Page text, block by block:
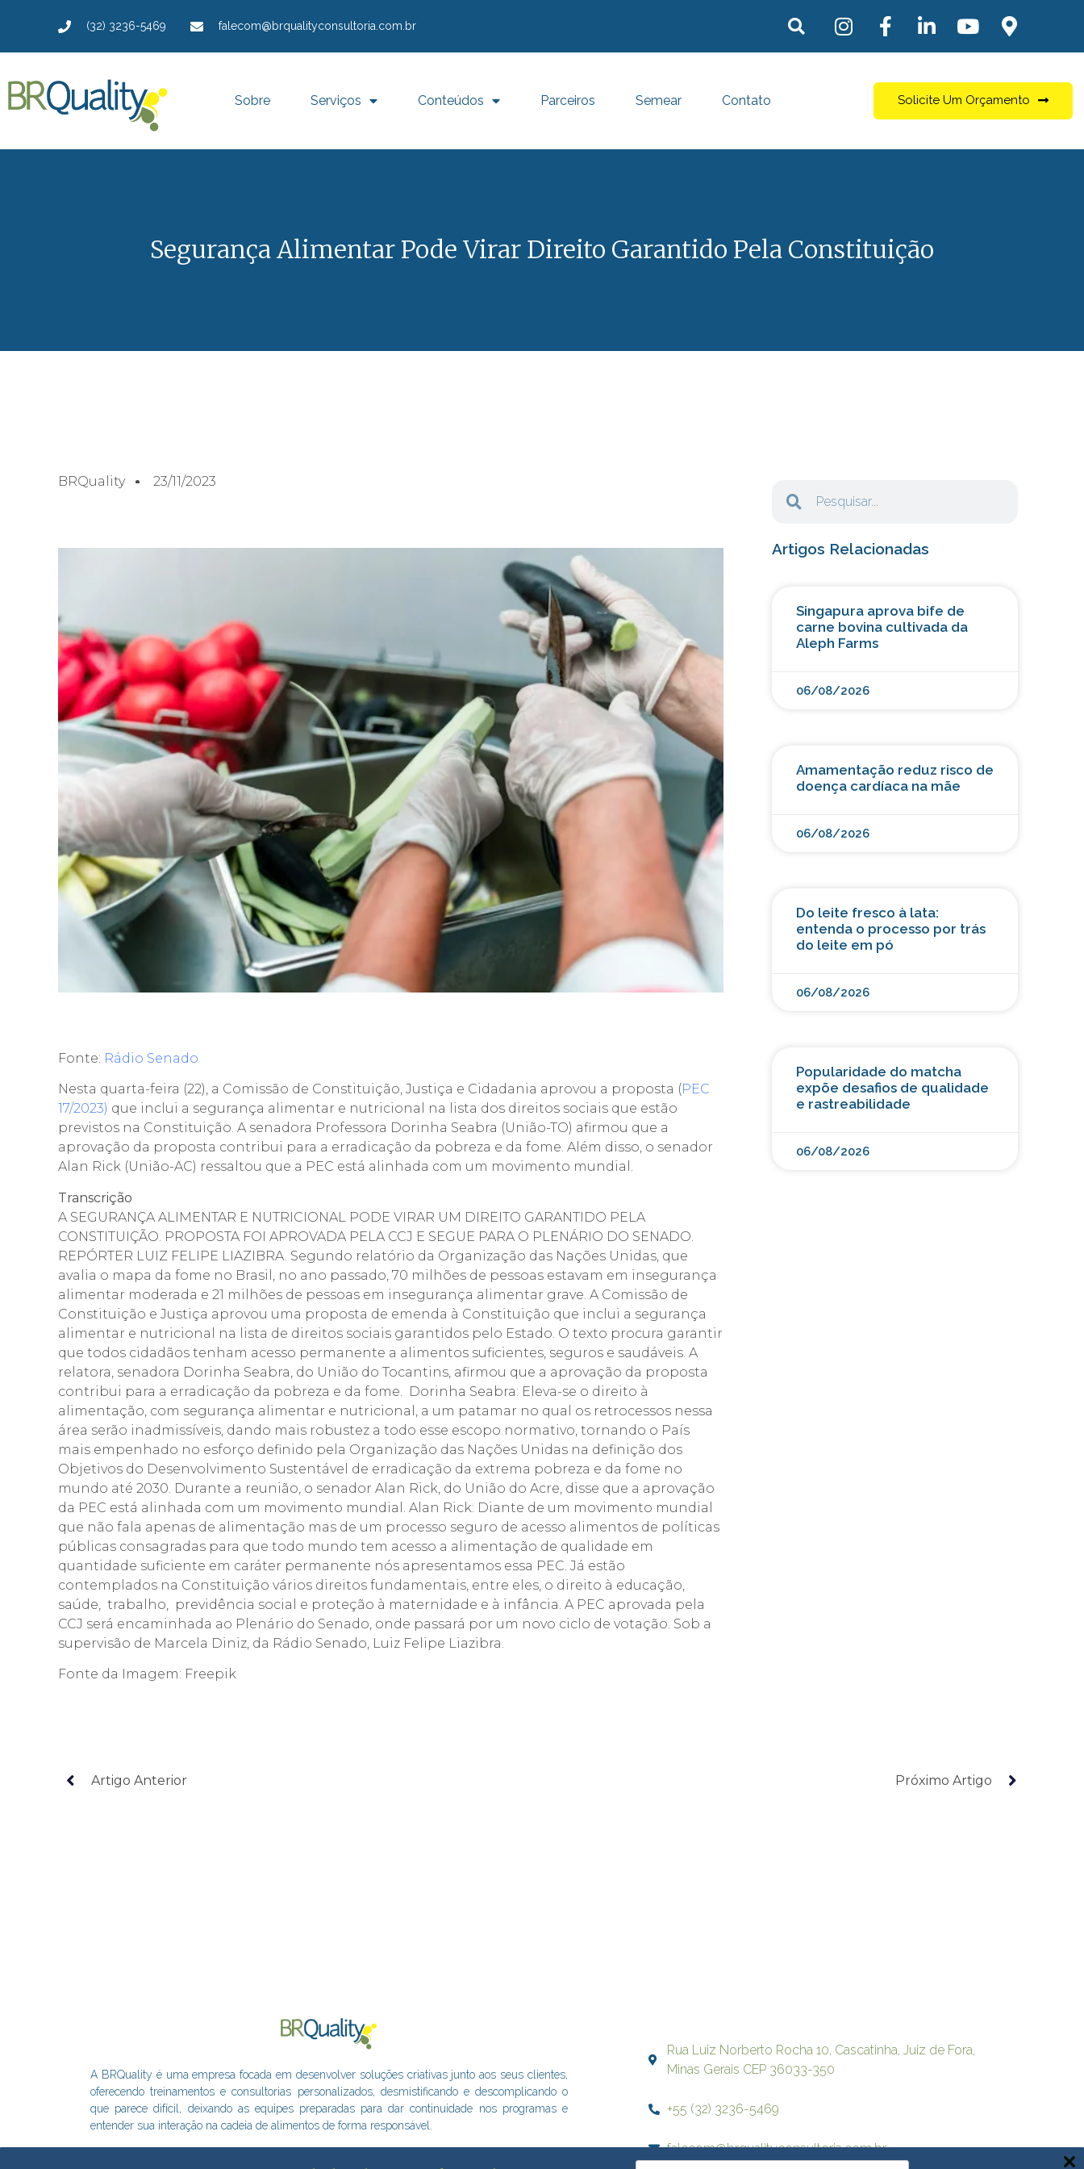
(32) 3236-5469 falecom@brqualityconsultoria.com.br
Sobre Serviços Conteúdos Parceiros Semear Contato Solicite Um Orçamento
Segurança Alimentar Pode Virar Direito Garantido Pela Constituição
BRQuality 23/11/2023
Fonte: Rádio Senado
Nesta quarta-feira (22), a Comissão de Constituição, Justiça e Cidadania aprovou a proposta (PEC
17/2023) que inclui a segurança alimentar e nutricional na lista dos direitos sociais que estão
previstos na Constituição. A senadora Professora Dorinha Seabra (União-TO) afirmou que a
aprovação da proposta contribui para a erradicação da pobreza e da fome. Além disso, o senador
Alan Rick (União-AC) ressaltou que a PEC está alinhada com um movimento mundial.
Transcrição
A SEGURANÇA ALIMENTAR E NUTRICIONAL PODE VIRAR UM DIREITO GARANTIDO PELA
CONSTITUIÇÃO. PROPOSTA FOI APROVADA PELA CCJ E SEGUE PARA O PLENÁRIO DO SENADO.
REPÓRTER LUIZ FELIPE LIAZIBRA. Segundo relatório da Organização das Nações Unidas, que
avalia o mapa da fome no Brasil, no ano passado, 70 milhões de pessoas estavam em insegurança
alimentar moderada e 21 milhões de pessoas em insegurança alimentar grave. A Comissão de
Constituição e Justiça aprovou uma proposta de emenda à Constituição que inclui a segurança
alimentar e nutricional na lista de direitos sociais garantidos pelo Estado. O texto procura garantir
que todos cidadãos tenham acesso permanente a alimentos suficientes, seguros e saudáveis. A
relatora, senadora Dorinha Seabra, do União do Tocantins, afirmou que a aprovação da proposta
contribui para a erradicação da pobreza e da fome. Dorinha Seabra: Eleva-se o direito à
alimentação, com segurança alimentar e nutricional, a um patamar no qual os retrocessos nessa
área serão inadmissíveis, dando mais robustez a todo esse escopo normativo, tornando o País
mais empenhado no esforço definido pela Organização das Nações Unidas na definição dos
Objetivos do Desenvolvimento Sustentável de erradicação da extrema pobreza e da fome no
mundo até 2030. Durante a reunião, o senador Alan Rick, do União do Acre, disse que a aprovação
da PEC está alinhada com um movimento mundial. Alan Rick: Diante de um movimento mundial
que não fala apenas de alimentação mas de um processo seguro de acesso alimentos de políticas
públicas consagradas para que todo mundo tem acesso a alimentação de qualidade em
quantidade suficiente em caráter permanente nós apresentamos essa PEC. Já estão
contemplados na Constituição vários direitos fundamentais, entre eles, o direito à educação,
saúde, trabalho, previdência social e proteção à maternidade e à infância. A PEC aprovada pela
CCJ será encaminhada ao Plenário do Senado, onde passará por um novo ciclo de votação. Sob a
supervisão de Marcela Diniz, da Rádio Senado, Luiz Felipe Liazibra.
Fonte da Imagem: Freepik
Artigos Relacionadas
Singapura aprova bife de
carne bovina cultivada da
Aleph Farms
06/08/2026
Amamentação reduz risco de
doença cardíaca na mãe
06/08/2026
Do leite fresco à lata:
entenda o processo por trás
do leite em pó
06/08/2026
Popularidade do matcha
expõe desafios de qualidade
e rastreabilidade
06/08/2026
Artigo Anterior Próximo Artigo
A BRQuality é uma empresa focada em desenvolver soluções criativas junto aos seus clientes,
oferecendo treinamentos e consultorias personalizados, desmistificando e descomplicando o
que parece difícil, deixando as equipes preparadas para dar continuidade nos programas e
entender sua interação na cadeia de alimentos de forma responsável.
Rua Luiz Norberto Rocha 10, Cascatinha, Juiz de Fora,
Minas Gerais CEP 36033-350
+55 (32) 3236-5469
falecom@brqualityconsultoria.com.br